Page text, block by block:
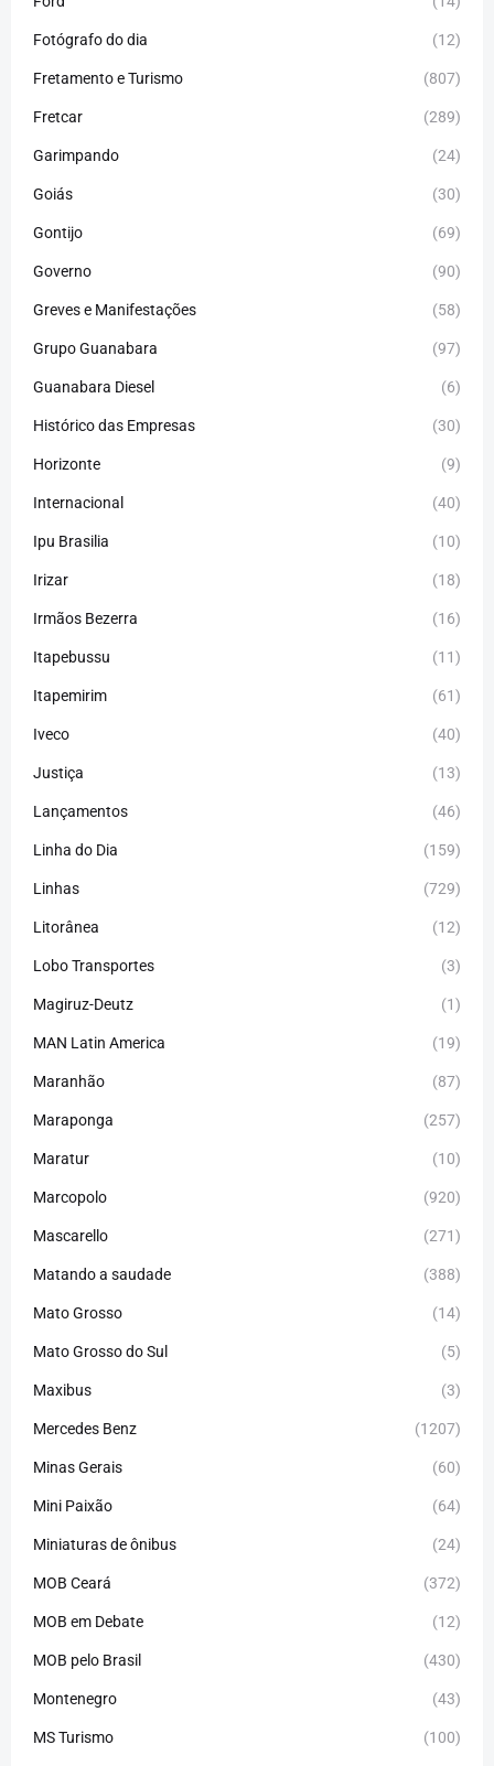
Fotógrafo do dia (12)
Fretamento e Turismo (807)
Fretcar (289)
Garimpando (24)
Goiás (30)
Gontijo (69)
Governo (90)
Greves e Manifestações (58)
Grupo Guanabara (97)
Guanabara Diesel (6)
Histórico das Empresas (30)
Horizonte (9)
Internacional (40)
Ipu Brasilia (10)
Irizar (18)
Irmãos Bezerra (16)
Itapebussu (11)
Itapemirim (61)
Iveco (40)
Justiça (13)
Lançamentos (46)
Linha do Dia (159)
Linhas (729)
Litorânea (12)
Lobo Transportes (3)
Magiruz-Deutz (1)
MAN Latin America (19)
Maranhão (87)
Maraponga (257)
Maratur (10)
Marcopolo (920)
Mascarello (271)
Matando a saudade (388)
Mato Grosso (14)
Mato Grosso do Sul (5)
Maxibus (3)
Mercedes Benz (1207)
Minas Gerais (60)
Mini Paixão (64)
Miniaturas de ônibus (24)
MOB Ceará (372)
MOB em Debate (12)
MOB pelo Brasil (430)
Montenegro (43)
MS Turismo (100)